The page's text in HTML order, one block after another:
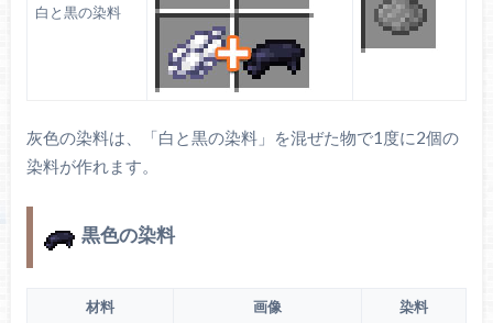
花の森や平原に生成されます。骨粉で増えます。
フランスギク
白と黒の染料
灰色の染料は、「白と黒の染料」を混ぜた物で1度に2個の
染料が作れます。
黒色の染料
材料 画像 染料